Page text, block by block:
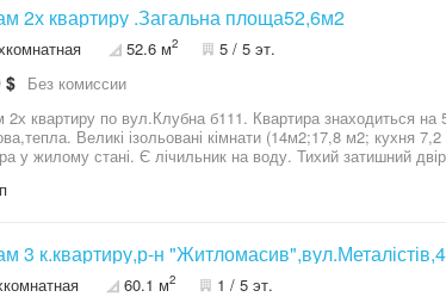
2х квартиру .Загальна площа52,6м2
52.6 м2 5 / 5 эт.
$ Без комиссии
2х квартиру по вул.Клубна б111. Квартира знаходиться на
Великі ізольовані кімнати (14м2;17,8 м2; кухня
у жилому стані. Є лічильник на воду. Тихий затишний
3 к.квартиру,р-н "Житломасив",вул.Металістів,4
60.1 м2 1 / 5 эт.